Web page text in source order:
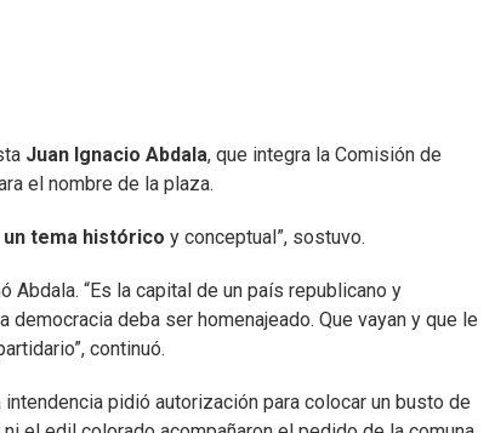
Juan Ignacio Abdala, que integra la Comisión de
el nombre de la plaza.
tema histórico y conceptual”, sostuvo.
Abdala. “Es la capital de un país republicano y
deba ser homenajeado. Que vayan y que le
continuó.
pidió autorización para colocar un busto de